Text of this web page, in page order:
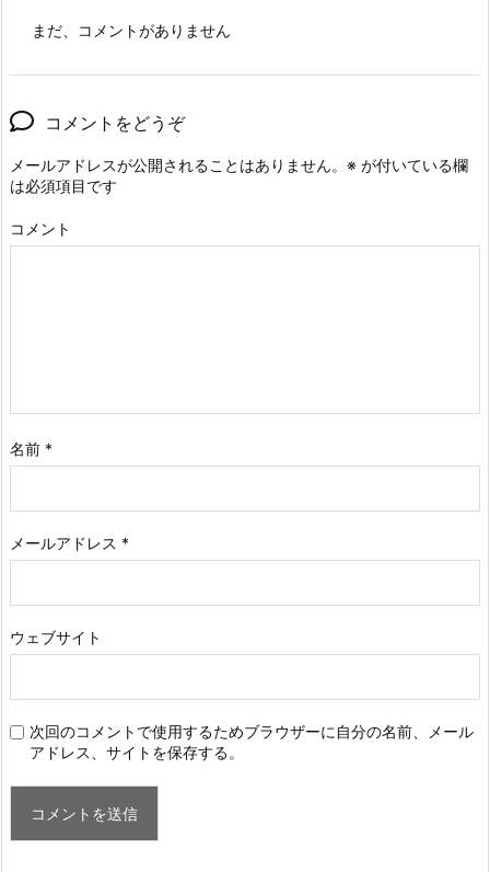
まだ、コメントがありません
コメントをどうぞ
メールアドレスが公開されることはありません。 ※ が付いている欄
は必須項目です
コメント
名前 *
メールアドレス *
ウェブサイト
次回のコメントで使用するためブラウザーに自分の名前、メール
アドレス、サイトを保存する。